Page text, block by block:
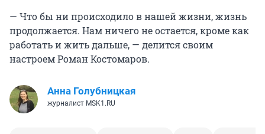
— Что бы ни происходило в нашей жизни, жизнь
продолжается. Нам ничего не остается, кроме как
работать и жить дальше, — делится своим
настроем Роман Костомаров.
Анна Голубницкая
журналист MSK1.RU